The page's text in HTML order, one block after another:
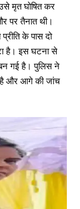
मृत घोषित कर
पर तैनात थी।
के पास दो
है। इस घटना से
गई है। पुलिस ने
है और आगे की जांच